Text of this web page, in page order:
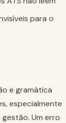
para o
e gramática
especialmente
Um erro